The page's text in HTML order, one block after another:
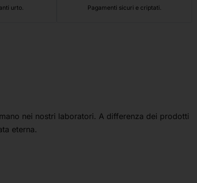
urto. Pagamenti sicuri e criptati.
nei nostri laboratori. A differenza dei prodotti
eterna.